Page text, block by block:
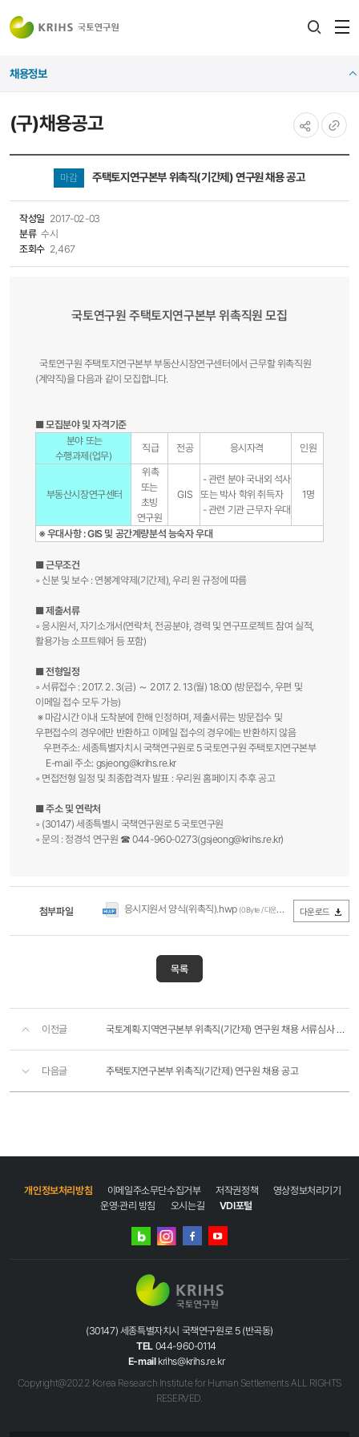
(구)채용공고
채용정보
마감 주택토지연구본부 위촉직(기간제) 연구원 채용 공고
작성일 2017-02-03
분류 수시
조회수 2,467
국토연구원 주택토지연구본부위촉직원 모집
국토연구원 주택토지연구본부 부동산시장연구센터에서 근무할 위촉직원
(계약직)을 다음과 같이 모집합니다.
■ 모집분야 및 자격기준
분야 또는
수행과제(업무)
직급 전공 응시자격 인원
부동산시장연구센터
위촉
또는
초빙
연구원
GIS
- 관련 분야 국내외 석사
또는 박사 학위 취득자
- 관련 기관 근무자 우대
1명
※ 우대사항 : GIS 및 공간계량분석 능숙자 우대
■ 근무조건
◦ 신분 및 보수 : 연봉계약제(기간제), 우리 원 규정에 따름
■ 제출서류
◦ 응시원서, 자기소개서(연락처, 전공분야, 경력 및 연구프로젝트 참여 실적,
활용가능 소프트웨어 등 포함)
■ 전형일정
◦ 서류접수 : 2017. 2. 3(금) ～ 2017. 2. 13(월) 18:00 (방문접수, 우편 및
이메일 접수 모두 가능)
※ 마감시간 이내 도착분에 한해 인정하며, 제출서류는 방문접수 및
우편접수의 경우에만 반환하고 이메일 접수의 경우에는 반환하지 않음
우편주소: 세종특별자치시 국책연구원로 5 국토연구원 주택토지연구본부
E-mail 주소: gsjeong@krihs.re.kr
◦ 면접전형 일정 및 최종합격자 발표 : 우리원 홈페이지 추후 공고
■ 주소 및 연락처
◦ (30147) 세종특별시 국책연구원로 5 국토연구원
◦ 문의 : 정경석 연구원 ☎ 044-960-0273(gsjeong@krihs.re.kr)​
첨부파일 응시지원서 양식(위촉직).hwp (0Byte / 다운로드 2,339회) 다운로드
목록
이전글 국토계획·지역연구본부 위촉직(기간제) 연구원 채용 서류심사 합격자 공고
다음글 주택토지연구본부 위촉직(기간제) 연구원 채용 공고
개인정보처리방침 이메일주소무단수집거부 저작권정책
영상정보처리기기
운영·관리 방침
오시는길 VDI포털
네이버
인스타그램
(30147) 세종특별자치시 국책연구원로 5 (반곡동)
TEL 044-960-0114
E-mail krihs@krihs.re.kr
Copyright@2022 Korea Research Institute for Human Settlements ALL RIGHTS
RESERVED.